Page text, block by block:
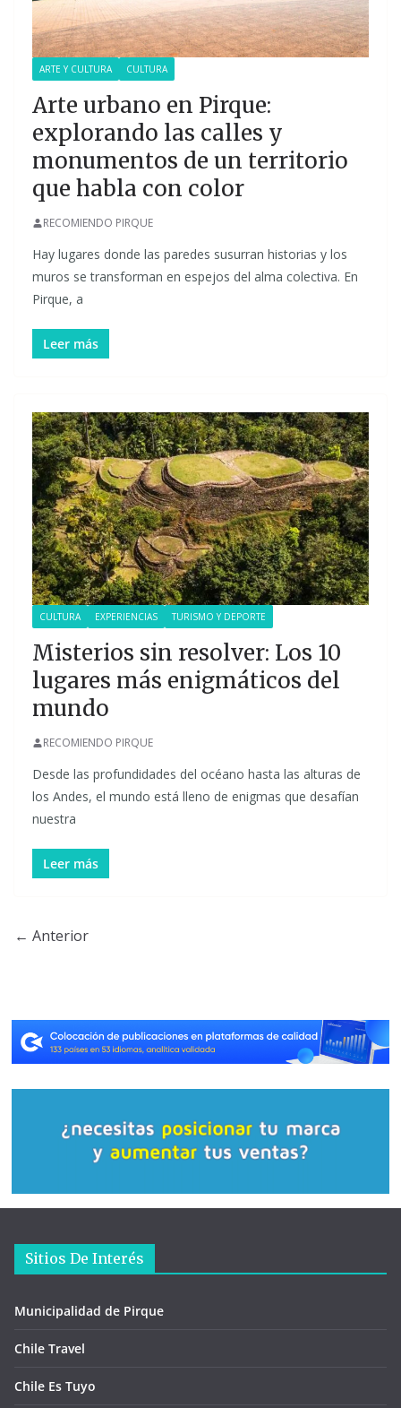
ARTE Y CULTURA CULTURA
Arte urbano en Pirque:
explorando las calles y
monumentos de un territorio
que habla con color
RECOMIENDO PIRQUE
Hay lugares donde las paredes susurran historias y los
muros se transforman en espejos del alma colectiva. En
Pirque, a
Leer más
CULTURA EXPERIENCIAS TURISMO Y DEPORTE
Misterios sin resolver: Los 10
lugares más enigmáticos del
mundo
RECOMIENDO PIRQUE
Desde las profundidades del océano hasta las alturas de
los Andes, el mundo está lleno de enigmas que desafían
nuestra
Leer más
← Anterior
Sitios De Interés
Municipalidad de Pirque
Chile Travel
Chile Es Tuyo